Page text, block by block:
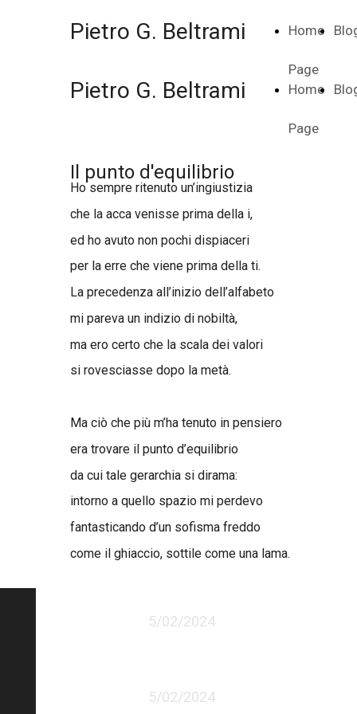
Home
Page
5/02/2024
Pietro G. Beltrami
Home
Page
Pietro G. Beltrami
Il punto d'equilibrio
Ho sempre ritenuto un’ingiustizia
che la acca venisse prima della i,
ed ho avuto non pochi dispiaceri
per la erre che viene prima della ti.
La precedenza all’inizio dell’alfabeto
mi pareva un indizio di nobiltà,
ma ero certo che la scala dei valori
si rovesciasse dopo la metà.
Ma ciò che più m’ha tenuto in pensiero
era trovare il punto d’equilibrio
da cui tale gerarchia si dirama:
intorno a quello spazio mi perdevo
fantasticando d’un sofisma freddo
come il ghiaccio, sottile come una lama.
5/02/2024